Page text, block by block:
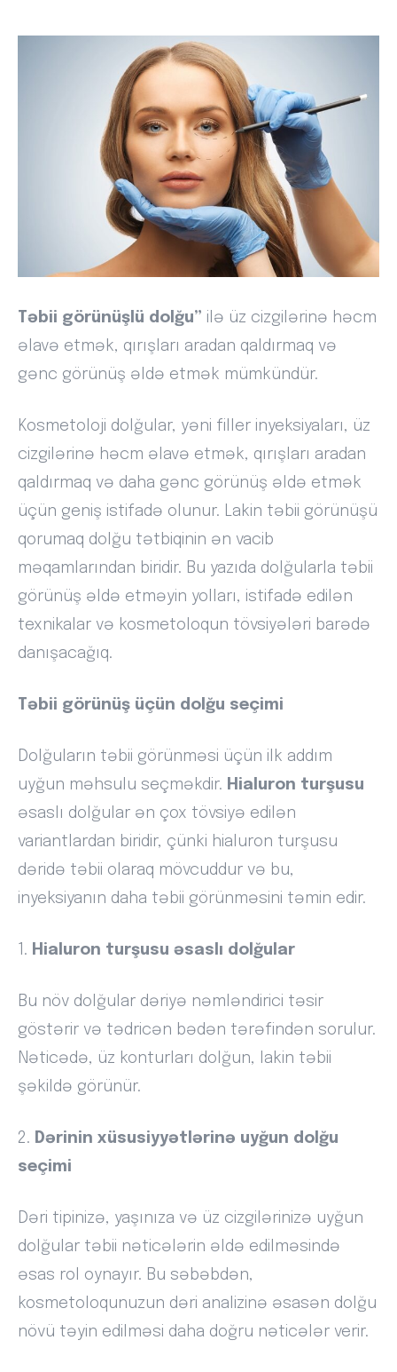
Təbii görünüşlü dolğu” ilə üz cizgilərinə həcm
əlavə etmək, qırışları aradan qaldırmaq və
gənc görünüş əldə etmək mümkündür.
Kosmetoloji dolğular, yəni filler inyeksiyaları, üz
cizgilərinə həcm əlavə etmək, qırışları aradan
qaldırmaq və daha gənc görünüş əldə etmək
üçün geniş istifadə olunur. Lakin təbii görünüşü
qorumaq dolğu tətbiqinin ən vacib
məqamlarından biridir. Bu yazıda dolğularla təbii
görünüş əldə etməyin yolları, istifadə edilən
texnikalar və kosmetoloqun tövsiyələri barədə
danışacağıq.
Təbii görünüş üçün dolğu seçimi
Dolğuların təbii görünməsi üçün ilk addım
uyğun məhsulu seçməkdir. Hialuron turşusu
əsaslı dolğular ən çox tövsiyə edilən
variantlardan biridir, çünki hialuron turşusu
dəridə təbii olaraq mövcuddur və bu,
inyeksiyanın daha təbii görünməsini təmin edir.
1. Hialuron turşusu əsaslı dolğular
Bu növ dolğular dəriyə nəmləndirici təsir
göstərir və tədricən bədən tərəfindən sorulur.
Nəticədə, üz konturları dolğun, lakin təbii
şəkildə görünür.
2. Dərinin xüsusiyyətlərinə uyğun dolğu
seçimi
Dəri tipinizə, yaşınıza və üz cizgilərinizə uyğun
dolğular təbii nəticələrin əldə edilməsində
əsas rol oynayır. Bu səbəbdən,
kosmetoloqunuzun dəri analizinə əsasən dolğu
növü təyin edilməsi daha doğru nəticələr verir.